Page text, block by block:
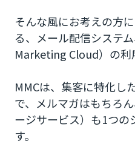
そんな風にお考えの方
る、メール配信システ
Marketing Cloud）の利
MMCは、集客に特化し
で、メルマガはもちろ
ージサービス）も1つの
す。